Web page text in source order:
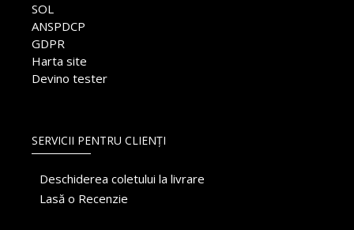
SOL
ANSPDCP
GDPR
Harta site
Devino tester
SERVICII PENTRU CLIENȚI
Deschiderea coletului la livrare
Lasă o Recenzie